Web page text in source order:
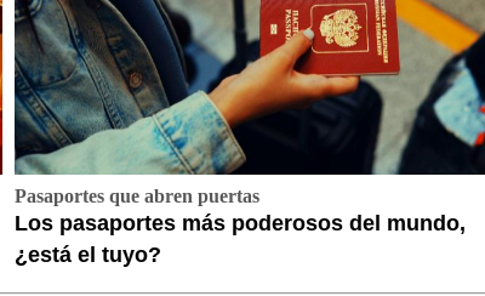
Pasaportes que abren puertas
Los pasaportes más poderosos del mundo,
¿está el tuyo?